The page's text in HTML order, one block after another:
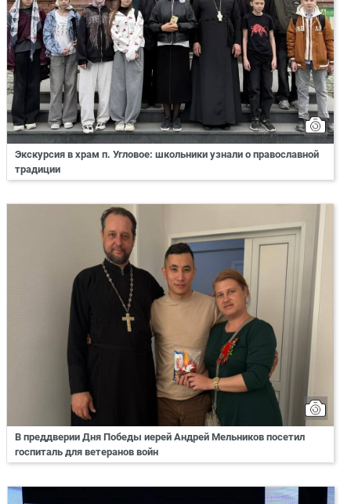
Экскурсия в храм п. Угловое: школьники узнали о православной
традиции
В преддверии Дня Победы иерей Андрей Мельников посетил
госпиталь для ветеранов войн